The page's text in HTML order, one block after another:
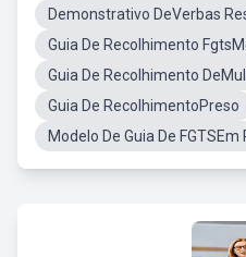
Demonstrativo DeVerbas
Guia De Recolhimento
Guia De Recolhimento
Guia De RecolhimentoPreso
Modelo De Guia De FGTSEm